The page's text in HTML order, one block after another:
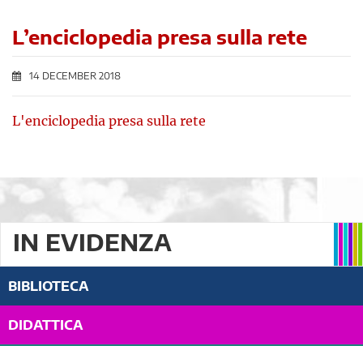
L’enciclopedia presa sulla rete
14 DECEMBER 2018
L'enciclopedia presa sulla rete
IN EVIDENZA
BIBLIOTECA
DIDATTICA